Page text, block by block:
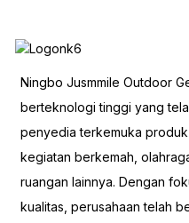
Ningbo Jusmmile Outdoor
berteknologi tinggi yang
penyedia terkemuka
kegiatan berkemah,
ruangan lainnya. Dengan
kualitas, perusahaan telah